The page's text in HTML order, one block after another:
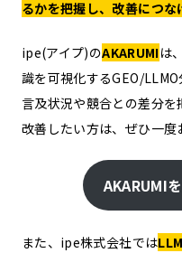
るかを把握し、改善につな
ipe(アイプ)のAKARUMIは
識を可視化するGEO/
言及状況や競合との差分
改善したい方は、ぜひ一度
AKARUMI
また、ipe株式会社では